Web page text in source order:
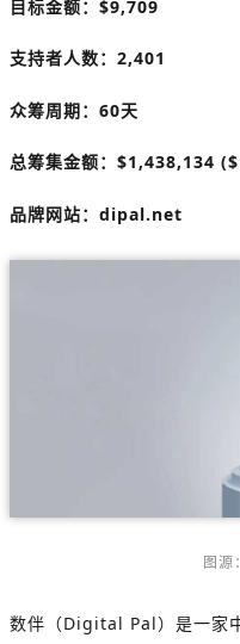
目标金额： $9,709
支持者人数： 2,401
众筹周期：60天
总筹集金额：$1,438,134
品牌网站：dipal.net
图
数伴（Digital Pal）是一家